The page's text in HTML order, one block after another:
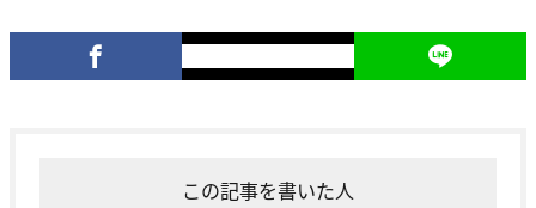
この記事を書いた人